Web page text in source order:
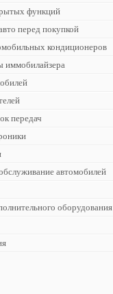
функций
перед покупкой
кондиционеров
передач
автомобилей
оборудования